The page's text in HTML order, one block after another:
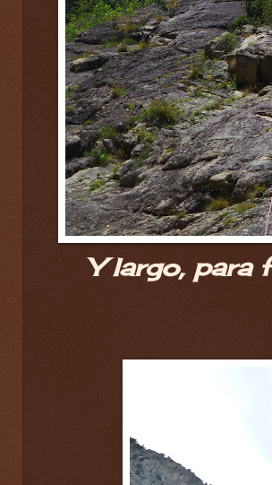
Y largo, para